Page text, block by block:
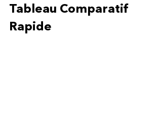
Tableau Comparatif
Rapide